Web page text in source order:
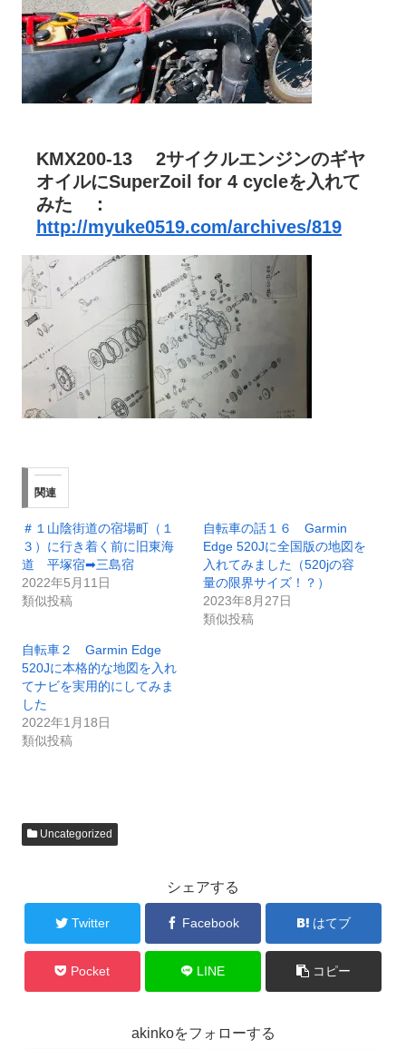
KMX200-13 2サイクルエンジンのギヤ
オイルにSuperZoil for 4 cycleを入れて
みた ：
http://myuke0519.com/archives/819
関連
＃１山陰街道の宿場町（１
３）に行き着く前に旧東海
道 平塚宿➡三島宿
2022年5月11日
類似投稿
自転車の話１６ Garmin
Edge 520Jに全国版の地図を
入れてみました（520jの容
量の限界サイズ！？）
2023年8月27日
類似投稿
自転車２ Garmin Edge
520Jに本格的な地図を入れ
てナビを実用的にしてみま
した
2022年1月18日
類似投稿
Uncategorized
シェアする
Twitter Facebook はてブ
Pocket LINE コピー
akinkoをフォローする